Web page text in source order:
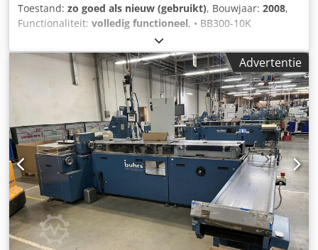
Toestand: zo goed als nieuw (gebruikt), Bouwjaar: 2008,
Functionaliteit: volledig functioneel, • BB300-10K
couverteermodule "rechts" bedieninterface BSC 2.0
Dsdpozh Er Eefx Amtekr • Invoerunit met 6 aanvoerposities
"rechts" • 4x rotatieaanvoer AT25 (op pos. 1–4) • 1x
hybridaanvoer HF3 (op pos. 6) • 1x vrije aanvoerpositie met
veiligheidsschild • Lange kettingomloop • 15"
bedieningspaneel • Keiper aflegband 1,5 m • Voorbereid
voor lezing op max. 6 posities • Vacuümsluittraject met
geïntegreerde uitsorteervak • 1x keerband • 1x
couvertautoloader • D/V druk-/vacuümpomp met
geluidsisolatie - Met Müller-kanaal - bestaande uit: •
Module 6798 autoloader • Module 6686 vellenaanvoer
26.000 vel/uur • Module 6896/6815 overdrachteenheid met
stopfunctie • Module 6826/6822 tweetaschige vouwunit 2x
boven met stopfunctie • Module 6786 standaard
verzamelvak tot 12" • Module 6730 transportmodule •
Advertentie